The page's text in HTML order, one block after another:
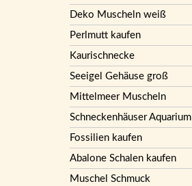
Deko Muscheln weiß
Perlmutt kaufen
Kaurischnecke
Seeigel Gehäuse groß
Mittelmeer Muscheln
Schneckenhäuser Aquarium
Fossilien kaufen
Abalone Schalen kaufen
Muschel Schmuck